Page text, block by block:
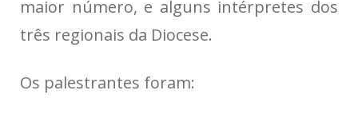
maior número, e alguns intérpretes dos
três regionais da Diocese.
Os palestrantes foram: